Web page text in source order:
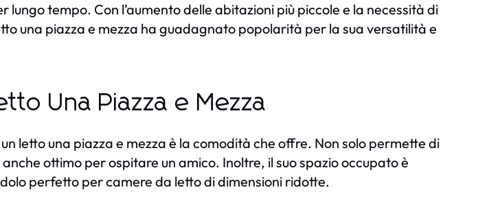
lungo tempo. Con l’aumento delle abitazioni più piccole e la necessità di
una piazza e mezza ha guadagnato popolarità per la sua versatilità e
Una Piazza e Mezza
letto una piazza e mezza è la comodità che offre. Non solo permette di
ottimo per ospitare un amico. Inoltre, il suo spazio occupato è
perfetto per camere da letto di dimensioni ridotte.